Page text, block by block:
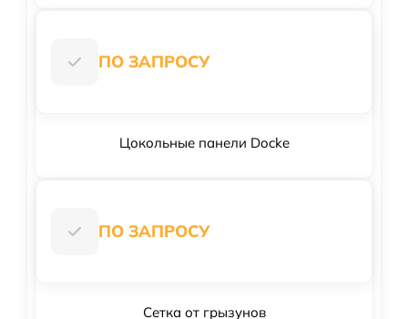
ПО ЗАПРОСУ
Цокольные панели Docke
ПО ЗАПРОСУ
Сетка от грызунов